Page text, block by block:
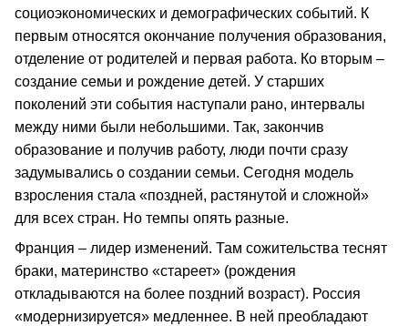
социоэкономических и демографических событий. К
первым относятся окончание получения образования,
отделение от родителей и первая работа. Ко вторым –
создание семьи и рождение детей. У старших
поколений эти события наступали рано, интервалы
между ними были небольшими. Так, закончив
образование и получив работу, люди почти сразу
задумывались о создании семьи. Сегодня модель
взросления стала «поздней, растянутой и сложной»
для всех стран. Но темпы опять разные.
Франция – лидер изменений. Там сожительства теснят
браки, материнство «стареет» (рождения
откладываются на более поздний возраст). Россия
«модернизируется» медленнее. В ней преобладают